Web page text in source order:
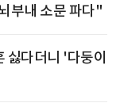
부내 소문 파다"
다더니 '다둥이